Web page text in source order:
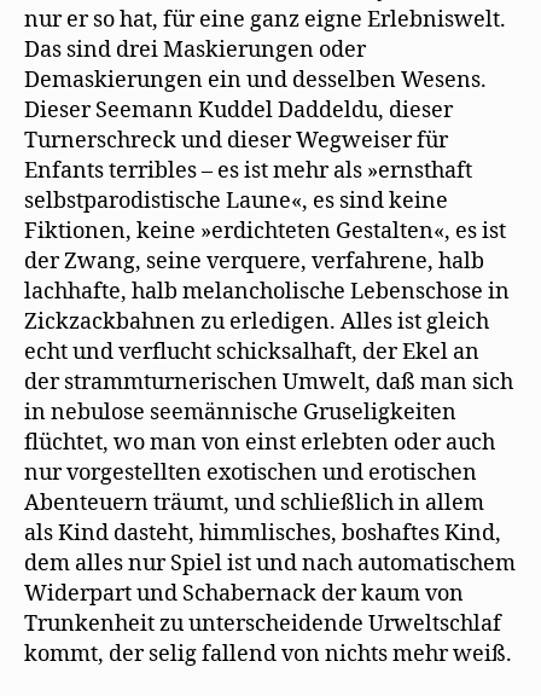
nur er so hat, für eine ganz eigne Erlebniswelt.
Das sind drei Maskierungen oder
Demaskierungen ein und desselben Wesens.
Dieser Seemann Kuddel Daddeldu, dieser
Turnerschreck und dieser Wegweiser für
Enfants terribles – es ist mehr als »ernsthaft
selbstparodistische Laune«, es sind keine
Fiktionen, keine »erdichteten Gestalten«, es ist
der Zwang, seine verquere, verfahrene, halb
lachhafte, halb melancholische Lebenschose in
Zickzackbahnen zu erledigen. Alles ist gleich
echt und verflucht schicksalhaft, der Ekel an
der strammturnerischen Umwelt, daß man sich
in nebulose seemännische Gruseligkeiten
flüchtet, wo man von einst erlebten oder auch
nur vorgestellten exotischen und erotischen
Abenteuern träumt, und schließlich in allem
als Kind dasteht, himmlisches, boshaftes Kind,
dem alles nur Spiel ist und nach automatischem
Widerpart und Schabernack der kaum von
Trunkenheit zu unterscheidende Urweltschlaf
kommt, der selig fallend von nichts mehr weiß.